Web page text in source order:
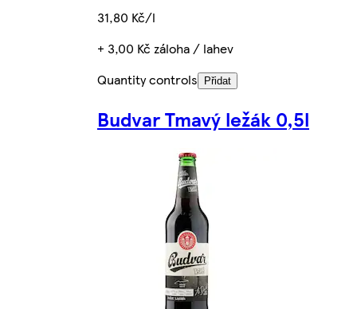
31,80 Kč/l
+ 3,00 Kč záloha / lahev
Quantity controls
Přidat
Budvar Tmavý ležák 0,5l